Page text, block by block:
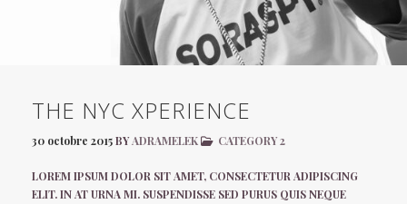
THE NYC XPERIENCE
30 octobre 2015BYADRAMELEK CATEGORY 2
LOREM IPSUM DOLOR SIT AMET, CONSECTETUR ADIPISCING
ELIT. IN AT URNA MI. SUSPENDISSE SED PURUS QUIS NEQUE